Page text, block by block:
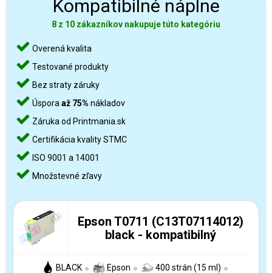
Kompatibilné náplne
8 z 10 zákazníkov nakupuje túto kategóriu
Overená kvalita
Testované produkty
Bez straty záruky
Úspora až 75% nákladov
Záruka od Printmania.sk
Certifikácia kvality STMC
ISO 9001 a 14001
Množstevné zľavy
Epson T0711 (C13T07114012)
black - kompatibilný
BLACK Epson 400 strán (15 ml)